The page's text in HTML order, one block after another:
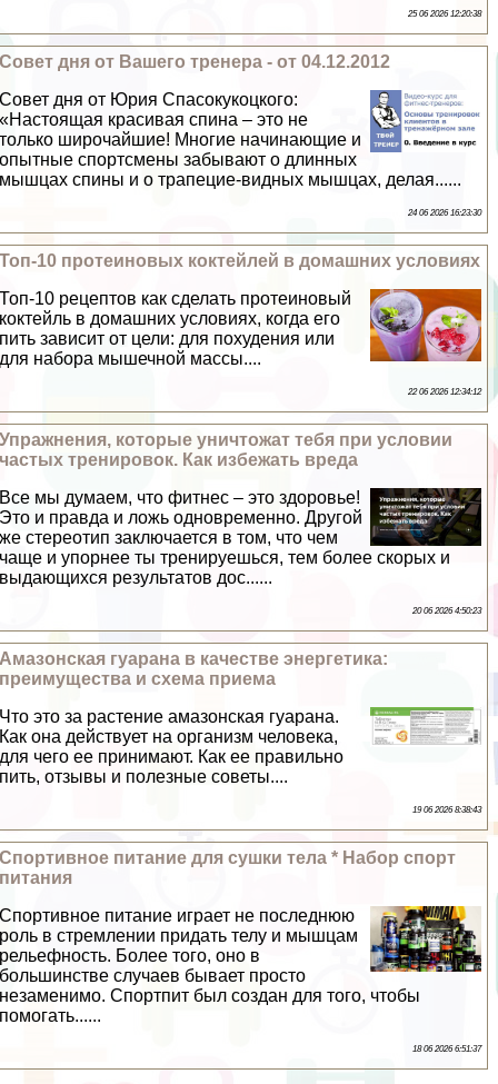
25 06 2026 12:20:38
Совет дня от Вашего тренера - от 04.12.2012
Совет дня от Юрия Спасокукоцкого:
«Настоящая красивая спина – это не
только широчайшие! Многие начинающие и
опытные спортсмены забывают о длинных
мышцах спины и о трапецие-видных мышцах, делая......
24 06 2026 16:23:30
Топ-10 протеиновых коктейлей в домашних условиях
Топ-10 рецептов как сделать протеиновый
коктейль в домашних условиях, когда его
пить зависит от цели: для похудения или
для набора мышечной массы....
22 06 2026 12:34:12
Упражнения, которые уничтожат тебя при условии
частых тренировок. Как избежать вреда
Все мы думаем, что фитнес – это здоровье!
Это и правда и ложь одновременно. Другой
же стереотип заключается в том, что чем
чаще и упopнее ты тренируешься, тем более скорых и
выдающихся результатов дос......
20 06 2026 4:50:23
Амaзoнская гуарана в качестве энергетика:
преимущества и схема приема
Что это за растение амaзoнская гуарана.
Как она действует на организм человека,
для чего ее принимают. Как ее правильно
пить, отзывы и полезные советы....
19 06 2026 8:38:43
Спортивное питание для сушки тела * Набор спорт
питания
Спортивное питание играет не последнюю
роль в стремлении придать телу и мышцам
рельефность. Более того, оно в
большинстве случаев бывает просто
незаменимо. Спортпит был создан для того, чтобы
помогать......
18 06 2026 6:51:37